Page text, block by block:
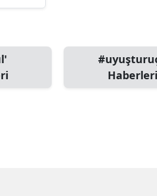
Haberleri